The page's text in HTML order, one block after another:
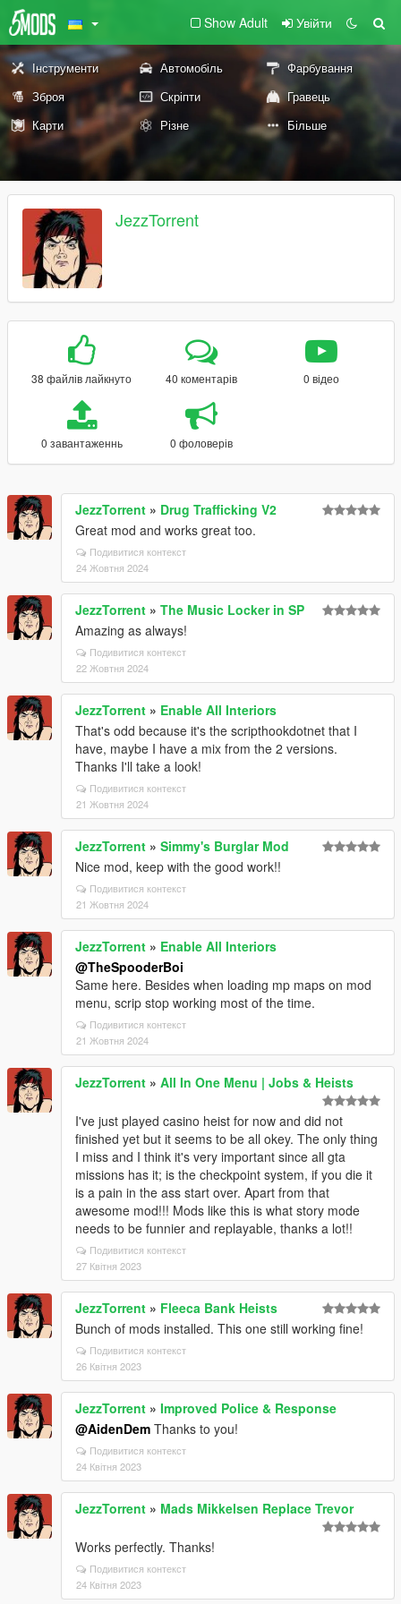
Show Adult Увійти
Інструменти Автомобіль
Фарбування
Зброя
Скріпти
Гравець
Карти
Різне Більше
JezzTorrent
38 файлів лайкнуто 40 коментарів 0 відео
0 завантаженнь 0 фоловерів
JezzTorrent » Drug Trafficking V2
Great mod and works great too.
Подивитися контекст
24 Жовтня 2024
JezzTorrent » The Music Locker in SP
Amazing as always!
Подивитися контекст
22 Жовтня 2024
JezzTorrent » Enable All Interiors
That's odd because it's the scripthookdotnet that I
have, maybe I have a mix from the 2 versions.
Thanks I'll take a look!
Подивитися контекст
21 Жовтня 2024
JezzTorrent » Simmy's Burglar Mod
Nice mod, keep with the good work!!
Подивитися контекст
21 Жовтня 2024
JezzTorrent » Enable All Interiors
@TheSpooderBoi
Same here. Besides when loading mp maps on mod
menu, scrip stop working most of the time.
Подивитися контекст
21 Жовтня 2024
JezzTorrent » All In One Menu | Jobs & Heists
I've just played casino heist for now and did not
finished yet but it seems to be all okey. The only thing
I miss and I think it's very important since all gta
missions has it; is the checkpoint system, if you die it
is a pain in the ass start over. Apart from that
awesome mod!!! Mods like this is what story mode
needs to be funnier and replayable, thanks a lot!!
Подивитися контекст
27 Квітня 2023
JezzTorrent » Fleeca Bank Heists
Bunch of mods installed. This one still working fine!
Подивитися контекст
26 Квітня 2023
JezzTorrent » Improved Police & Response
@AidenDem Thanks to you!
Подивитися контекст
24 Квітня 2023
JezzTorrent » Mads Mikkelsen Replace Trevor
Works perfectly. Thanks!
Подивитися контекст
24 Квітня 2023